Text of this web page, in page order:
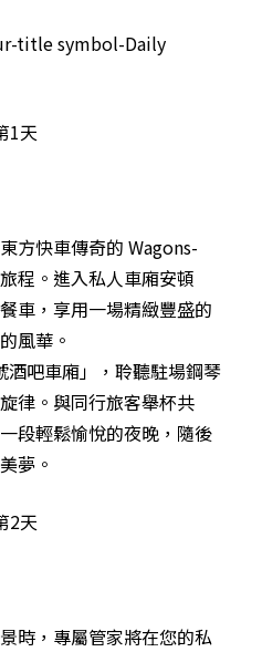
1天
方快車傳奇的 Wagons-
程。進入私人車廂安頓
車，享用一場精緻豐盛的
風華。
酒吧車廂」，聆聽駐場鋼琴
律。與同行旅客舉杯共
段輕鬆愉悅的夜晚，隨後
夢。
2天
時，專屬管家將在您的私